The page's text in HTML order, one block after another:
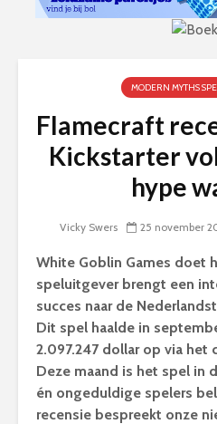
MODERN MYTHS
Flamecraft
Kickstarter
hype
Vicky Swers 25 november
White Goblin Games doet
speluitgever brengt een
succes naar de
Dit spel haalde in
2.097.247 dollar op via
Deze maand is het spel in
én ongeduldige spelers
recensie bespreekt onze